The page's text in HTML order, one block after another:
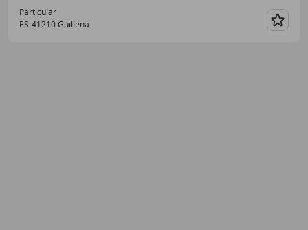
Particular
ES-41210 Guillena